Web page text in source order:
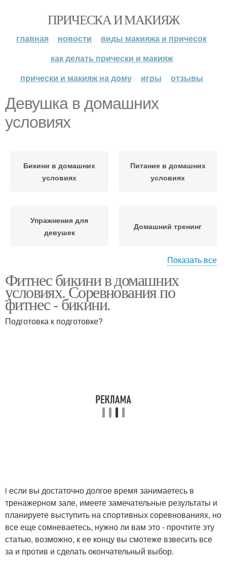
ПРИЧЕСКА И МАКИЯЖ
главная новости
виды макияжа и причесок
как делать прически и макияж
прически и макияж на дому
игры отзывы
Девушка в домашних
условиях
Бикини в домашних
условиях
Питание в домашних
условиях
Упражнения для
девушек
Домашний тренинг
Тренировки для
девушек
Домашние занятия
Показать все
Фитнес бикини в домашних
условиях. Соревнования по
фитнес - бикини.
Подготовка к подготовке?
i если вы достаточно долгое время занимаетесь в
тренажерном зале, имеете замечательные результаты и
планируете выступить на спортивных соревнованиях, но
все еще сомневаетесь, нужно ли вам это - прочтите эту
статью, возможно, к ее концу вы смотеже взвесить все
за и против и сделать окончательный выбор.